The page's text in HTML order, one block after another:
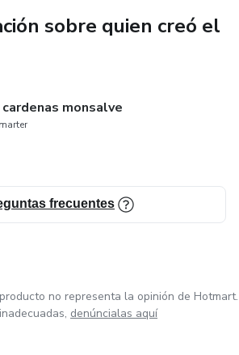
sobre quien creó el
monsalve
frecuentes
no representa la opinión de Hotmart.
denúncialas aquí